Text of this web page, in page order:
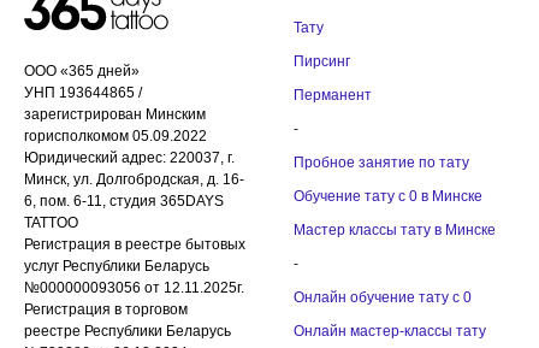
ООО «365 дней»
УНП 193644865 /
зарегистрирован Минским
горисполкомом 05.09.2022
Юридический адрес: 220037, г.
Минск, ул. Долгобродская, д. 16-
6, пом. 6-11, студия 365DAYS
TATTOO
Регистрация в реестре бытовых
услуг Республики Беларусь
№000000093056 от 12.11.2025г.
Регистрация в торговом
реестре Республики Беларусь
Тату
Пирсинг
Перманент
-
Пробное занятие по тату
Обучение тату с 0 в Минске
Мастер классы тату в Минске
-
Онлайн обучение тату с 0
Онлайн мастер-классы тату